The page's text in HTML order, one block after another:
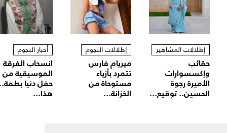
إطلالات المشاهير
حقائب
وإكسسوارات
الأميرة رجوة
الحسين.. توقيع...
إطلالات النجوم
ميريام فارس
تتمرد بأزياء
مستوحاة من
الخزانة...
أخبار النجوم
انسحاب الفرقة
الموسيقية من
حفل دنيا
هذا...